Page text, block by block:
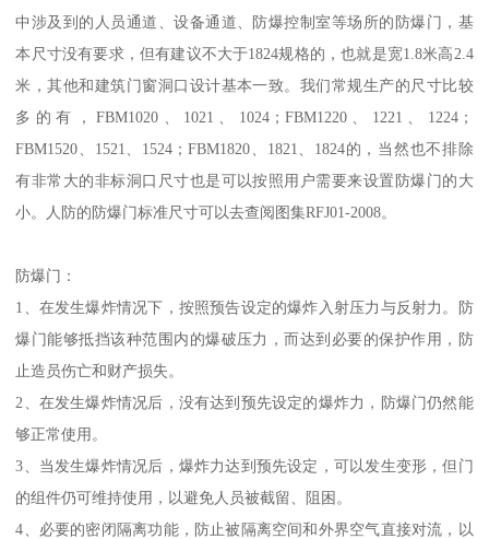
中涉及到的人员通道、设备通道、防爆控制室等场所的防爆门，基
本尺寸没有要求，但有建议不大于1824规格的，也就是宽1.8米高2.4
米，其他和建筑门窗洞口设计基本一致。我们常规生产的尺寸比较
多的有，FBM1020、1021、1024；FBM1220、1221、1224；
FBM1520、1521、1524；FBM1820、1821、1824的，当然也不排除
有非常大的非标洞口尺寸也是可以按照用户需要来设置防爆门的大
小。人防的防爆门标准尺寸可以去查阅图集RFJ01-2008。
防爆门：
1、在发生爆炸情况下，按照预告设定的爆炸入射压力与反射力。防
爆门能够抵挡该种范围内的爆破压力，而达到必要的保护作用，防
止造员伤亡和财产损失。
2、在发生爆炸情况后，没有达到预先设定的爆炸力，防爆门仍然能
够正常使用。
3、当发生爆炸情况后，爆炸力达到预先设定，可以发生变形，但门
的组件仍可维持使用，以避免人员被截留、阻困。
4、必要的密闭隔离功能，防止被隔离空间和外界空气直接对流，以